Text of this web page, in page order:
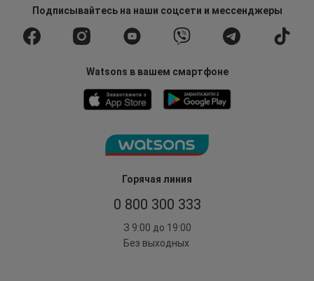
Горячая линия
0 800 300 333
З 9:00 до 19:00
Без выходных
Подписывайтесьна наши соцсети и мессенджеры
Watsons в вашем смартфоне